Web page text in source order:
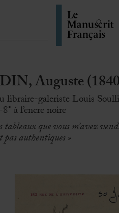
Auguste
libraire-galeriste Louis
à l’encre noire
tableaux que vous m’avez
authentiques »